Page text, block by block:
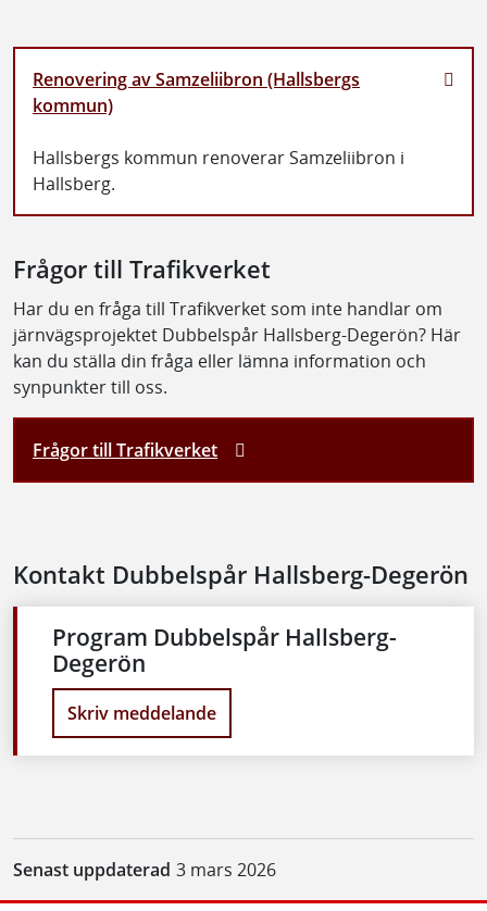
Renovering av Samzeliibron (Hallsbergs
kommun)
Hallsbergs kommun renoverar Samzeliibron i
Hallsberg.
Frågor till Trafikverket
Har du en fråga till Trafikverket som inte handlar om
järnvägsprojektet Dubbelspår Hallsberg-Degerön? Här
kan du ställa din fråga eller lämna information och
synpunkter till oss.
Frågor till Trafikverket
Kontakt Dubbelspår Hallsberg-Degerön
Program Dubbelspår Hallsberg-
Degerön
Skriv meddelande
Senast uppdaterad 3 mars 2026